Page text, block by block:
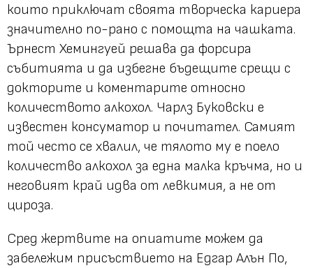
които приключат своята творческа кариера
значително по-рано с помощта на чашката.
Ърнест Хемингуей решава да форсира
събитията и да избегне бъдещите срещи с
докторите и коментарите относно
количеството алкохол. Чарлз Буковски е
известен консуматор и почитател. Самият
той често се хвалил, че тялото му е поело
количество алкохол за една малка кръчма, но и
неговият край идва от левкимия, а не от
цироза.
Сред жертвите на опиатите можем да
забележим присъствието на Едгар Алън По,